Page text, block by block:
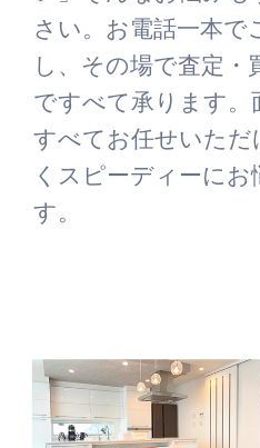
さい。お電話一本で
し、その場で査定・
ですべて承ります。
すべてお任せいただ
くスピーディーにお
す。